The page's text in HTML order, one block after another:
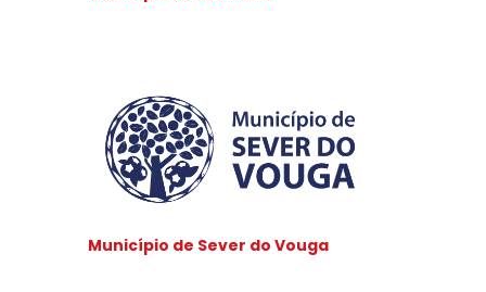
Município de Sever do Vouga